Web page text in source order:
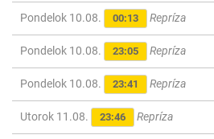
Pondelok 10.08. 00:13 Repríza
Pondelok 10.08. 23:05 Repríza
Pondelok 10.08. 23:41 Repríza
Utorok 11.08. 23:46 Repríza